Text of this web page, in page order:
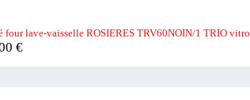
four lave-vaisselle ROSIERES TRV60NOIN/1 TRIO vitro
€